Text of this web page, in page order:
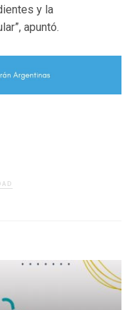
y la
apuntó.